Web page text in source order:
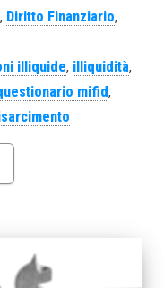
, Diritto Finanziario,
illiquide, illiquidità,
mifid,